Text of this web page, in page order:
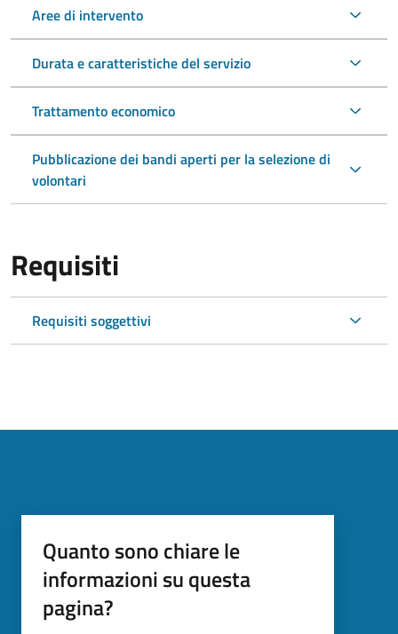
Aree di intervento
Durata e caratteristiche del servizio
Trattamento economico
Pubblicazione dei bandi aperti per la selezione di
volontari
Requisiti
Requisiti soggettivi
Quanto sono chiare le
informazioni su questa
pagina?